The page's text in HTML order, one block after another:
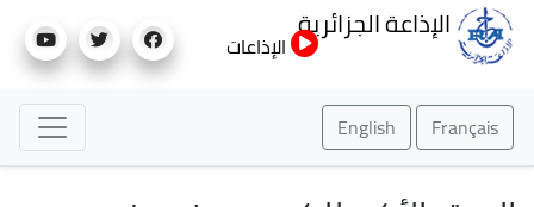
إلى
الإذاعة الجزائرية
الإذاعات
Français
English